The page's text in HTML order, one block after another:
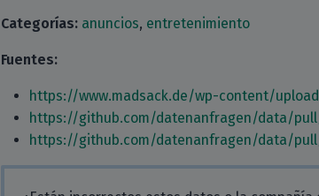
Categorías: anuncios, entretenimiento
Fuentes:
https://www.madsack.de/wp-content/
https://github.com/datenanfragen/data/
https://github.com/datenanfragen/data/